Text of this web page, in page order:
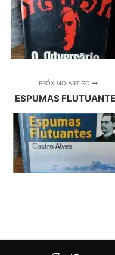
PRÓXIMO ARTIGO
ESPUMAS